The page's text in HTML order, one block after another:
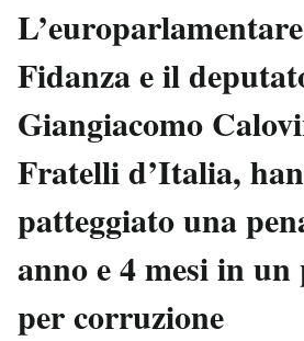
Italia
Politica
Tecnologia
Internet
Scienza
Cultura
Economia
Sport
Fidanza e il
Giangiacomo
Fratelli d’Italia,
patteggiato una
anno e 4 mesi in un
per corruzione